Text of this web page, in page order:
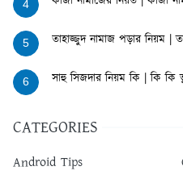
4
5 তাহাজ্জুদ নামাজ পড়ার নিয়ম |
6 সাহু সিজদার নিয়ম কি | কি কি
CATEGORIES
Android Tips